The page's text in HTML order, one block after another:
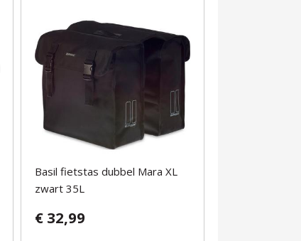
Basil fietstas dubbel Mara XL
zwart 35L
€ 32,99